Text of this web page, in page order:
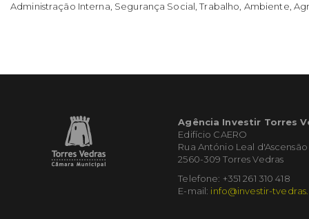
Administração Interna, Segurança Social, Trabalho, Ambiente,
Agência Investir Torres
Edifício CAERO
Rua António Leal d'Ascensão
2560-309 Torres Vedras
Telefone: +351 261 310 418
E-mail: info@investir-